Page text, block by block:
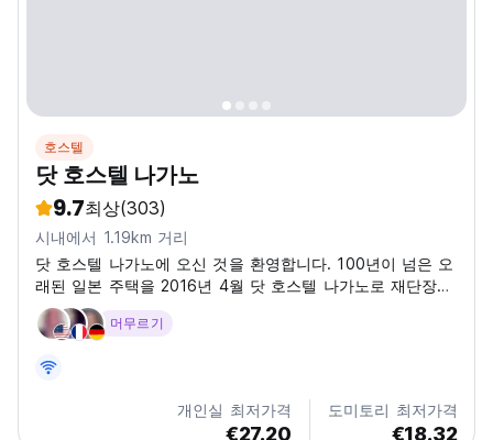
호스텔
닷 호스텔 나가노
9.7최상(303)
시내에서 1.19km 거리
닷 호스텔 나가노에 오신 것을 환영합니다. 100년이 넘은 오
래된 일본 주택을 2016년 4월 닷 호스텔 나가노로 재단장했
습니다. 전통적인 일본 생활을 체험할 수 있습니다. 젠코지사
가 1분, 나가노역이 20분 거리에 있어서 이 사랑스러운 도시
의 객실이 있습니다: 혼성 도미토리, 여성 도미토리, 싱글룸,
다다미방. 넓은 거실이 있어서 음식이나 음료를 즐길 수 있
고, 무료 와이파이를 이용해서 일을...
머무르기
개인실 최저가격
€27.20
도미토리 최저가격
€18.32